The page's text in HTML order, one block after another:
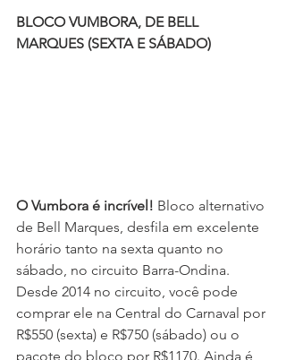
BLOCO VUMBORA, DE BELL
MARQUES (SEXTA E SÁBADO)
O Vumbora é incrível! Bloco alternativo
de Bell Marques, desfila em excelente
horário tanto na sexta quanto no
sábado, no circuito Barra-Ondina.
Desde 2014 no circuito, você pode
comprar ele na Central do Carnaval por
R$550 (sexta) e R$750 (sábado) ou o
pacote do bloco por R$1170. Ainda é